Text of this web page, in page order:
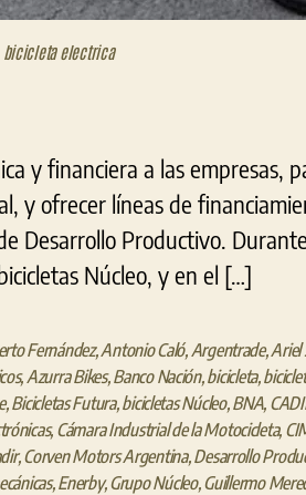
bicicleta electrica
y financiera a las empresas,
y ofrecer líneas de
Desarrollo Productivo.
Núcleo, y en el […]
Fernández,Antonio Caló, Argentrade,Ariel
, Azurra Bikes,Banco Nación,bicicleta,
,Bicicletas Futura,bicicletas Núcleo,BNA,
, Cámara Industrial de la Motocicleta,
,Corven Motors Argentina,Desarrollo
,Enerby,Grupo Núcleo,Guillermo